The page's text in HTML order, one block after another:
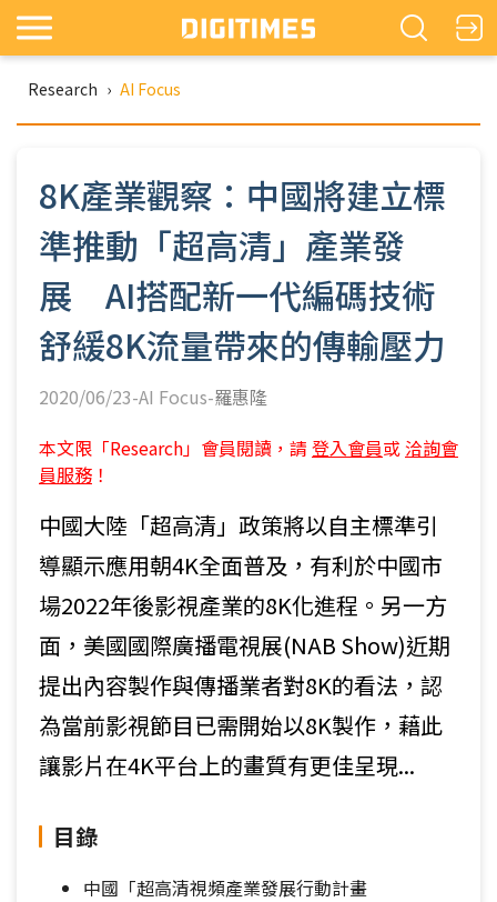
Research › AI Focus
8K產業觀察：中國將建立標
準推動「超高清」產業發
展 AI搭配新一代編碼技術
舒緩8K流量帶來的傳輸壓力
2020/06/23-AI Focus-羅惠隆
本文限「Research」會員閱讀，請 登入會員或 洽詢會
員服務 ！
中國大陸「超高清」政策將以自主標準引
導顯示應用朝4K全面普及，有利於中國市
場2022年後影視產業的8K化進程。另一方
面，美國國際廣播電視展(NAB Show)近期
提出內容製作與傳播業者對8K的看法，認
為當前影視節目已需開始以8K製作，藉此
讓影片在4K平台上的畫質有更佳呈現...
目錄
中國「超高清視頻產業發展行動計畫